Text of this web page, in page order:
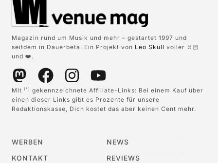
Magazin rund um Musik und mehr – gestartet 1997 und
seitdem in Dauerbeta. Ein Projekt von Leo Skull voller 🤘🏻
und ❤️.
Mit (*)
gekennzeichnete Affiliate-Links: Bei einem Kauf über
einen dieser Links gibt es Prozente für unsere
Redaktionskasse, Dich kostet das aber keinen Cent mehr.
WERBEN
KONTAKT
NEWS
REVIEWS